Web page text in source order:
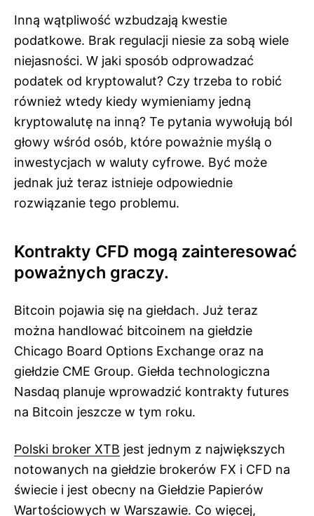
Inną wątpliwość wzbudzają kwestie
podatkowe. Brak regulacji niesie za sobą wiele
niejasności. W jaki sposób odprowadzać
podatek od kryptowalut? Czy trzeba to robić
również wtedy kiedy wymieniamy jedną
kryptowalutę na inną? Te pytania wywołują ból
głowy wśród osób, które poważnie myślą o
inwestycjach w waluty cyfrowe. Być może
jednak już teraz istnieje odpowiednie
rozwiązanie tego problemu.
Kontrakty CFD mogą zainteresować
poważnych graczy.
Bitcoin pojawia się na giełdach. Już teraz
można handlować bitcoinem na giełdzie
Chicago Board Options Exchange oraz na
giełdzie CME Group. Giełda technologiczna
Nasdaq planuje wprowadzić kontrakty futures
na Bitcoin jeszcze w tym roku.
Polski broker XTB jest jednym z największych
notowanych na giełdzie brokerów FX i CFD na
świecie i jest obecny na Giełdzie Papierów
Wartościowych w Warszawie. Co więcej,